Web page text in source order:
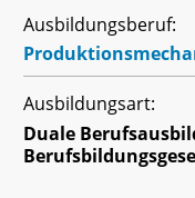
Ausbildungsberuf:
Ausbildungsart:
Duale